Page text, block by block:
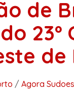
de
23º
de
/ Agora